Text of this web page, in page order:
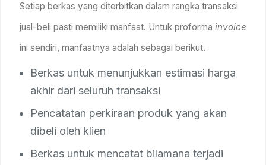
Setiap berkas yang diterbitkan dalam rangka transaksi
jual-beli pasti memiliki manfaat. Untuk proforma invoice
ini sendiri, manfaatnya adalah sebagai berikut.
Berkas untuk menunjukkan estimasi harga
akhir dari seluruh transaksi
Pencatatan perkiraan produk yang akan
dibeli oleh klien
Berkas untuk mencatat bilamana terjadi